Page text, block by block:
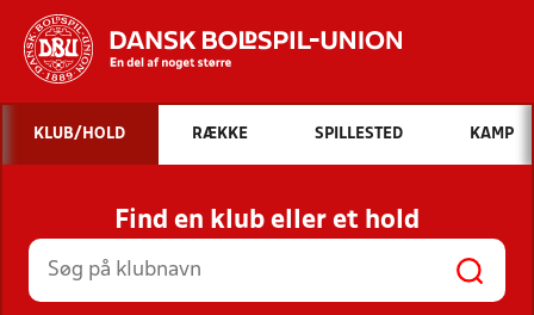
Hvad vil du søge efter?
INDHOLD OG NYHEDER
STILLINGER, RESULTATER, KLUBBER OG
HOLD
KLUB/HOLD RÆKKE SPILLESTED KAMP
Find en klub eller et hold